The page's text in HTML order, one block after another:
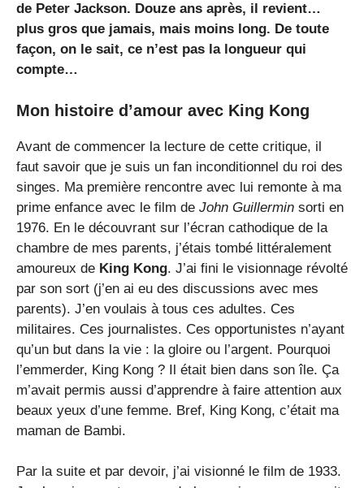
de Peter Jackson. Douze ans après, il revient…
plus gros que jamais, mais moins long. De toute
façon, on le sait, ce n’est pas la longueur qui
compte…
Mon histoire d’amour avec King Kong
Avant de commencer la lecture de cette critique, il
faut savoir que je suis un fan inconditionnel du roi des
singes. Ma première rencontre avec lui remonte à ma
prime enfance avec le film de John Guillermin sorti en
1976. En le découvrant sur l’écran cathodique de la
chambre de mes parents, j’étais tombé littéralement
amoureux de King Kong. J’ai fini le visionnage révolté
par son sort (j’en ai eu des discussions avec mes
parents). J’en voulais à tous ces adultes. Ces
militaires. Ces journalistes. Ces opportunistes n’ayant
qu’un but dans la vie : la gloire ou l’argent. Pourquoi
l’emmerder, King Kong ? Il était bien dans son île. Ça
m’avait permis aussi d’apprendre à faire attention aux
beaux yeux d’une femme. Bref, King Kong, c’était ma
maman de Bambi.
Par la suite et par devoir, j’ai visionné le film de 1933.